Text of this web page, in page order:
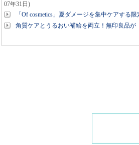
07年31日)
「Of cosmetics」夏ダメージを集中ケアする
角質ケアとうるおい補給を両立！無印良品が